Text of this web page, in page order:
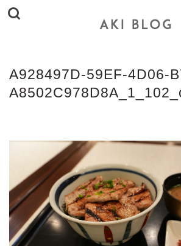
A928497D-59EF-4D06-